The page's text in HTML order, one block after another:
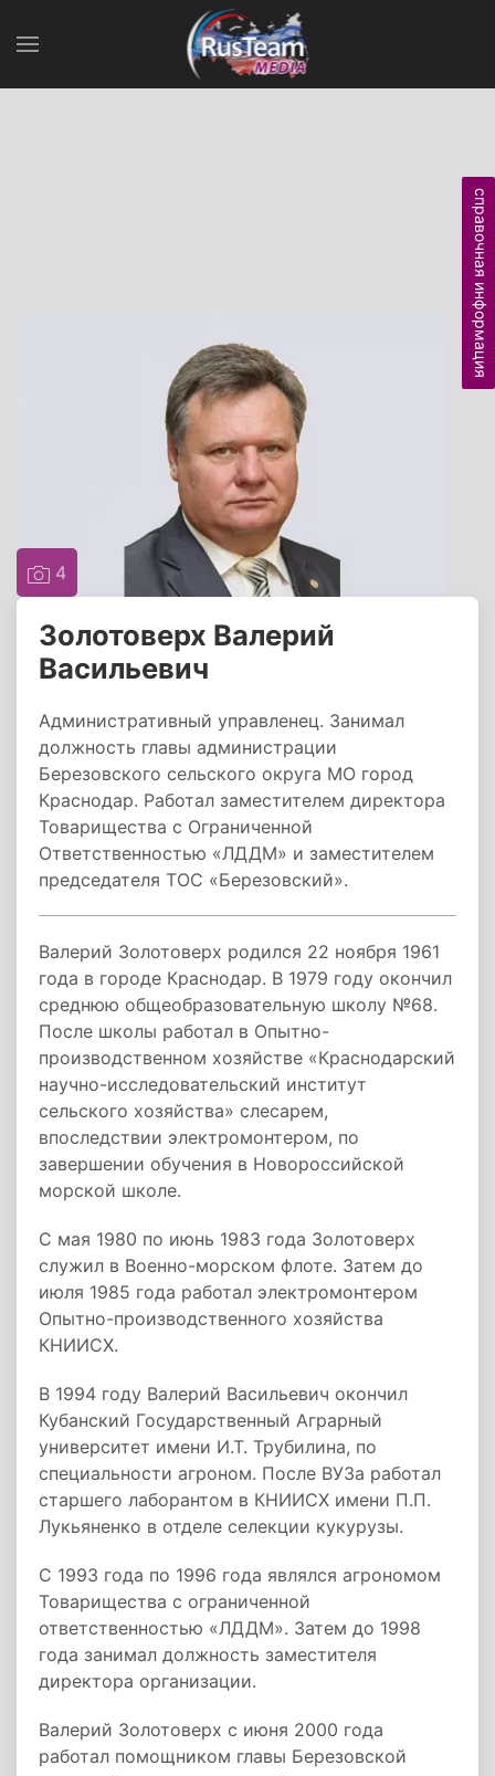
4
Золотоверх Валерий
Васильевич
Административный управленец. Занимал
должность главы администрации
Березовского сельского округа МО город
Краснодар. Работал заместителем директора
Товарищества с Ограниченной
Ответственностью «ЛДДМ» и заместителем
председателя ТОС «Березовский».
Валерий Золотоверх родился 22 ноября 1961
года в городе Краснодар. В 1979 году окончил
среднюю общеобразовательную школу №68.
После школы работал в Опытно-
производственном хозяйстве «Краснодарский
научно-исследовательский институт
сельского хозяйства» слесарем,
впоследствии электромонтером, по
завершении обучения в Новороссийской
морской школе.
С мая 1980 по июнь 1983 года Золотоверх
служил в Военно-морском флоте. Затем до
июля 1985 года работал электромонтером
Опытно-производственного хозяйства
КНИИСХ.
В 1994 году Валерий Васильевич окончил
Кубанский Государственный Аграрный
университет имени И.Т. Трубилина, по
специальности агроном. После ВУЗа работал
старшего лаборантом в КНИИСХ имени П.П.
Лукьяненко в отделе селекции кукурузы.
С 1993 года по 1996 года являлся агрономом
Товарищества с ограниченной
ответственностью «ЛДДМ». Затем до 1998
года занимал должность заместителя
директора организации.
Валерий Золотоверх с июня 2000 года
работал помощником главы Березовской
справочная информация